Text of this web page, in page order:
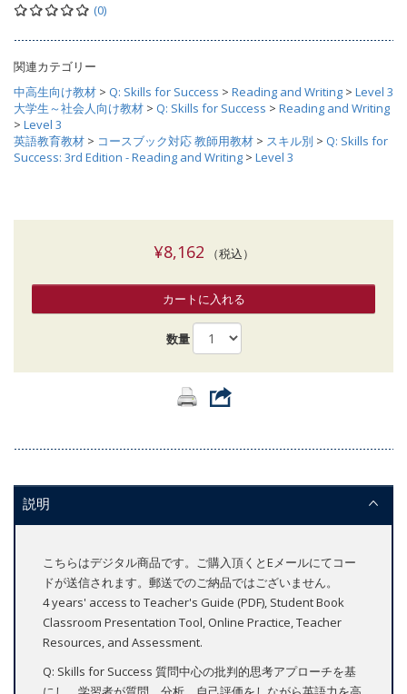
(0)
関連カテゴリー
中高生向け教材 > Q: Skills for Success > Reading and Writing > Level 3
大学生～社会人向け教材 > Q: Skills for Success > Reading and Writing
> Level 3
英語教育教材 > コースブック対応 教師用教材 > スキル別 > Q: Skills for
Success: 3rd Edition - Reading and Writing > Level 3
¥8,162 （税込）
カートに入れる
数量
説明
こちらはデジタル商品です。ご購入頂くとEメールにてコー
ドが送信されます。郵送でのご納品ではございません。
4 years' access to Teacher's Guide (PDF), Student Book
Classroom Presentation Tool, Online Practice, Teacher
Resources, and Assessment.
Q: Skills for Success 質問中心の批判的思考アプローチを基